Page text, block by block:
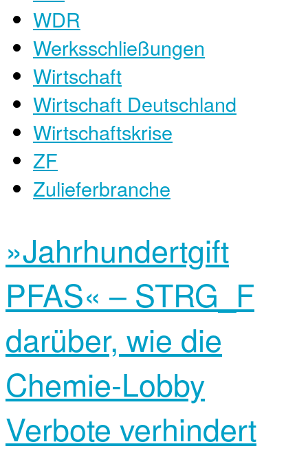
WDR
Werksschließungen
Wirtschaft
Wirtschaft Deutschland
Wirtschaftskrise
ZF
Zulieferbranche
»Jahrhundertgift
PFAS« – STRG_F
darüber, wie die
Chemie-Lobby
Verbote verhindert